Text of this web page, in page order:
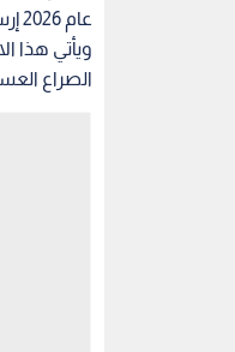
عام 2026 إرسال أولى شحنات القمح الروسي إلى إيران عبر بحر قزوين للمرة الأولى منذ أكثر من ثماني سنوات.
ويأتي هذا
الصراع